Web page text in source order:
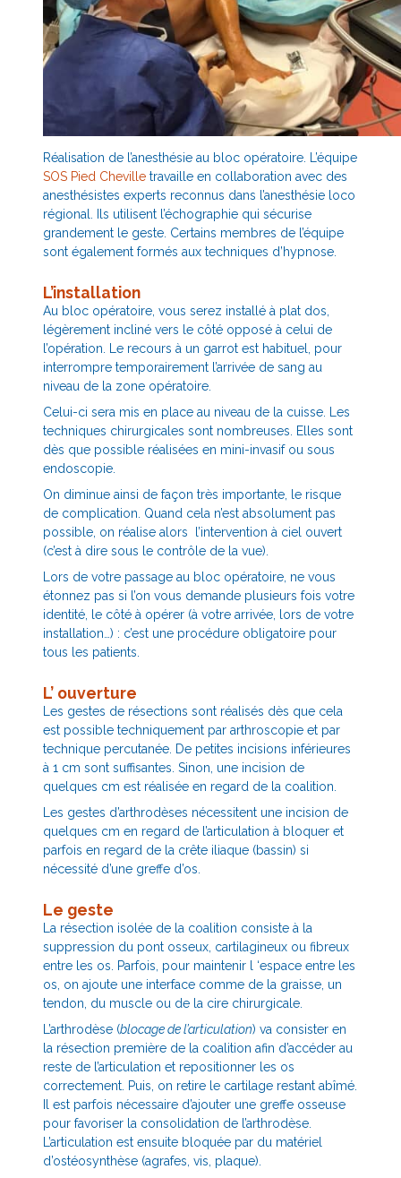
Réalisation de l’anesthésie au bloc opératoire. L’équipe
SOS Pied Cheville travaille en collaboration avec des
anesthésistes experts reconnus dans l’anesthésie loco
régional. Ils utilisent l’échographie qui sécurise
grandement le geste. Certains membres de l’équipe
sont également formés aux techniques d’hypnose.
L’installation
Au bloc opératoire, vous serez installé à plat dos,
légèrement incliné vers le côté opposé à celui de
l’opération. Le recours à un garrot est habituel, pour
interrompre temporairement l’arrivée de sang au
niveau de la zone opératoire.
Celui-ci sera mis en place au niveau de la cuisse. Les
techniques chirurgicales sont nombreuses. Elles sont
dès que possible réalisées en mini-invasif ou sous
endoscopie.
On diminue ainsi de façon très importante, le risque
de complication. Quand cela n’est absolument pas
possible, on réalise alors l’intervention à ciel ouvert
(c’est à dire sous le contrôle de la vue).
Lors de votre passage au bloc opératoire, ne vous
étonnez pas si l’on vous demande plusieurs fois votre
identité, le côté à opérer (à votre arrivée, lors de votre
installation…) : c’est une procédure obligatoire pour
tous les patients.
L’ ouverture
Les gestes de résections sont réalisés dès que cela
est possible techniquement par arthroscopie et par
technique percutanée. De petites incisions inférieures
à 1 cm sont suffisantes. Sinon, une incision de
quelques cm est réalisée en regard de la coalition.
Les gestes d’arthrodèses nécessitent une incision de
quelques cm en regard de l’articulation à bloquer et
parfois en regard de la crête iliaque (bassin) si
nécessité d’une greffe d’os.
Le geste
La résection isolée de la coalition consiste à la
suppression du pont osseux, cartilagineux ou fibreux
entre les os. Parfois, pour maintenir l ‘espace entre les
os, on ajoute une interface comme de la graisse, un
tendon, du muscle ou de la cire chirurgicale.
L’arthrodèse (blocage de l’articulation) va consister en
la résection première de la coalition afin d’accéder au
reste de l’articulation et repositionner les os
correctement. Puis, on retire le cartilage restant abîmé.
Il est parfois nécessaire d’ajouter une greffe osseuse
pour favoriser la consolidation de l’arthrodèse.
L’articulation est ensuite bloquée par du matériel
d’ostéosynthèse (agrafes, vis, plaque).